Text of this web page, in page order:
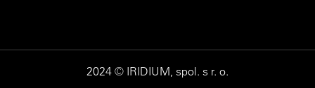
2024 © IRIDIUM, spol. s r. o.